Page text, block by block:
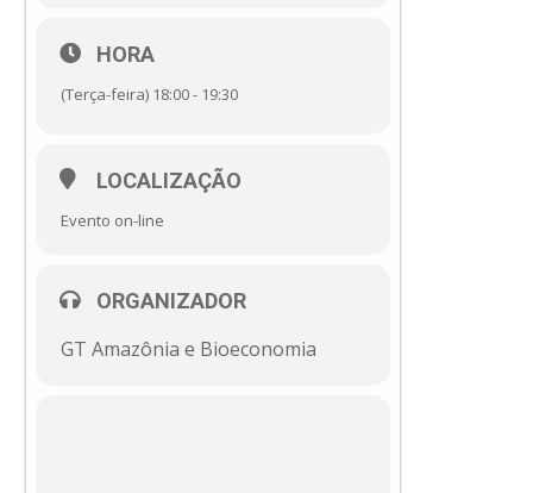
HORA
(Terça-feira) 18:00 - 19:30
LOCALIZAÇÃO
Evento on-line
ORGANIZADOR
GT Amazônia e Bioeconomia